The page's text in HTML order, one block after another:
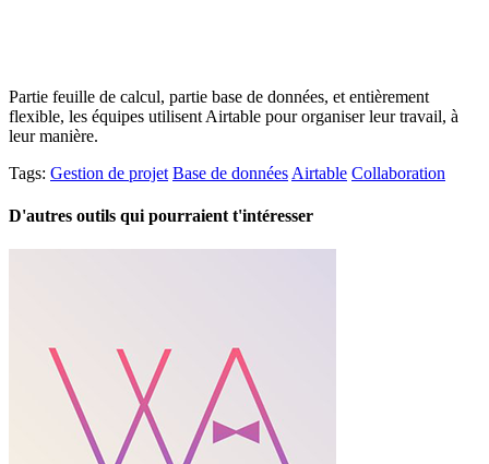
Partie feuille de calcul, partie base de données, et entièrement
flexible, les équipes utilisent Airtable pour organiser leur travail, à
leur manière.
Tags: Gestion de projet Base de données Airtable Collaboration
D'autres outils qui pourraient t'intéresser